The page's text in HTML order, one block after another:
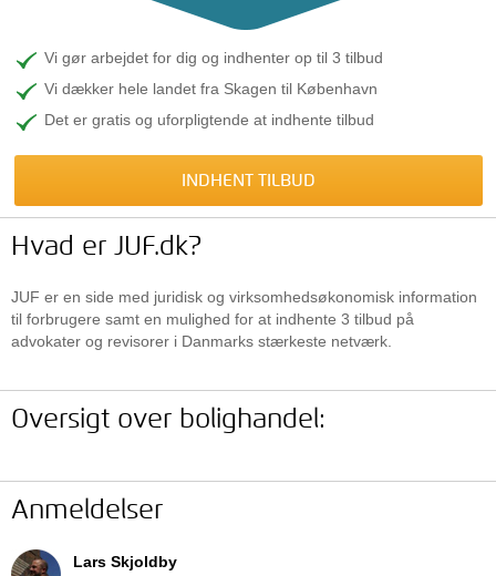
Vi gør arbejdet for dig og indhenter op til 3 tilbud
Vi dækker hele landet fra Skagen til København
Det er gratis og uforpligtende at indhente tilbud
INDHENT TILBUD
Hvad er JUF.dk?
JUF er en side med juridisk og virksomhedsøkonomisk information
til forbrugere samt en mulighed for at indhente 3 tilbud på
advokater og revisorer i Danmarks stærkeste netværk.
Oversigt over bolighandel:
Anmeldelser
Lars Skjoldby